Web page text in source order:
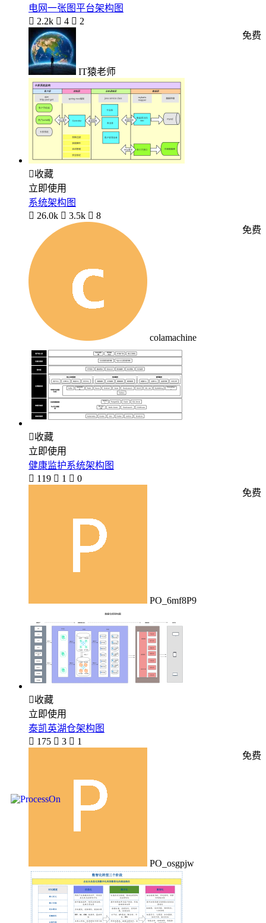
电网一张图平台架构图
 2.2k  4  2
IT猿老师
免费
收藏
立即使用
系统架构图
 26.0k  3.5k  8
colamachine
免费
收藏
立即使用
健康监护系统架构图
 119  1  0
PO_6mf8P9
免费
收藏
立即使用
泰凯英湖仓架构图
 175  3  1
PO_osgpjw
免费